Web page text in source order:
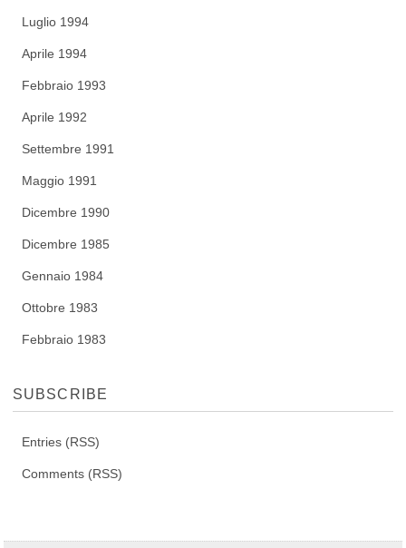
Luglio 1994
Aprile 1994
Febbraio 1993
Aprile 1992
Settembre 1991
Maggio 1991
Dicembre 1990
Dicembre 1985
Gennaio 1984
Ottobre 1983
Febbraio 1983
SUBSCRIBE
Entries (RSS)
Comments (RSS)